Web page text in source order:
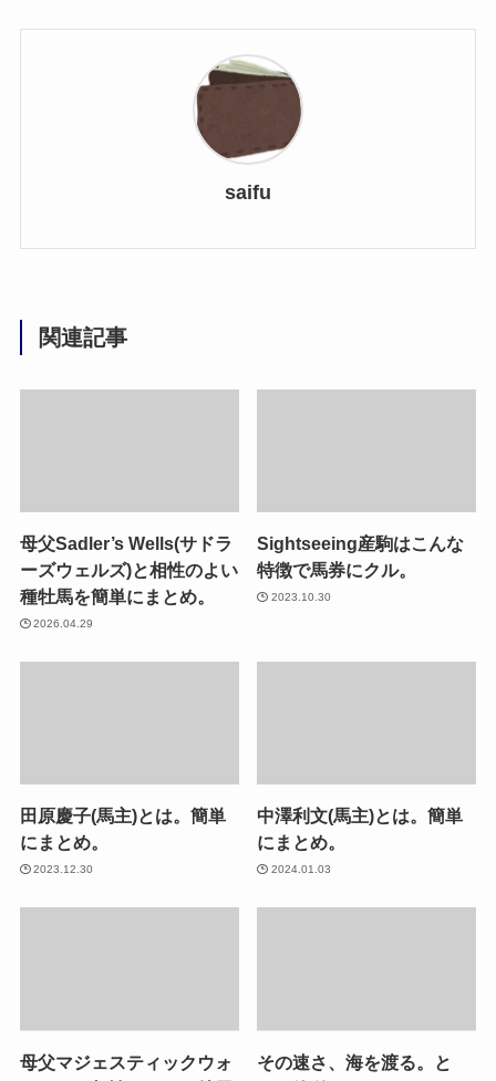
saifu
関連記事
母父Sadler’s Wells(サドラ
ーズウェルズ)と相性のよい
種牡馬を簡単にまとめ。
2026.04.29
Sightseeing産駒はこんな
特徴で馬券にクル。
2023.10.30
田原慶子(馬主)とは。簡単
にまとめ。
2023.12.30
中澤利文(馬主)とは。簡単
にまとめ。
2024.01.03
母父マジェスティックウォ
その速さ、海を渡る。と